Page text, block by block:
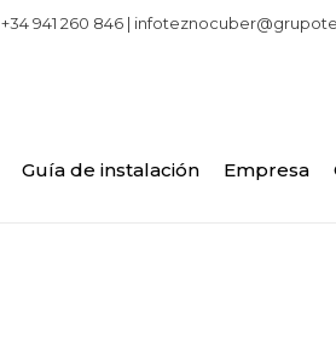
+34 941 260 846 |
Guía de instalación Empresa